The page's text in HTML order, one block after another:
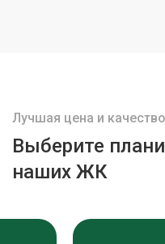
Лучшая цена и
Выберите
наших ЖК